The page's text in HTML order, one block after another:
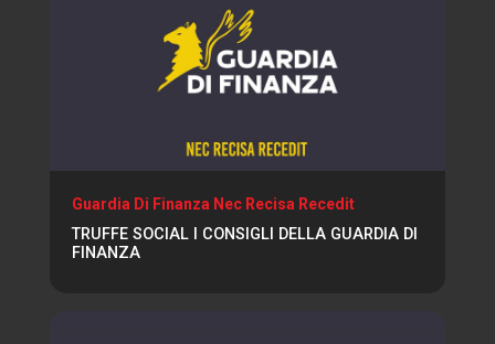
Guardia Di Finanza Nec Recisa Recedit
TRUFFE SOCIAL I CONSIGLI DELLA GUARDIA DI
FINANZA